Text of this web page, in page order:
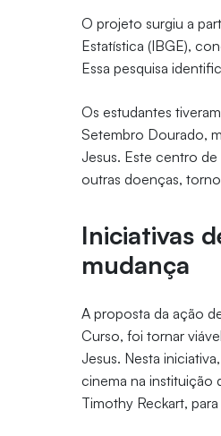
O projeto surgiu a
Estatística (IBGE),
Essa pesquisa
Os estudantes
Setembro Dourado,
Jesus. Este centro
outras doenças,
Iniciativas
mudança
A proposta da ação
Curso, foi tornar
Jesus. Nesta
cinema na instituição
Timothy Reckart,